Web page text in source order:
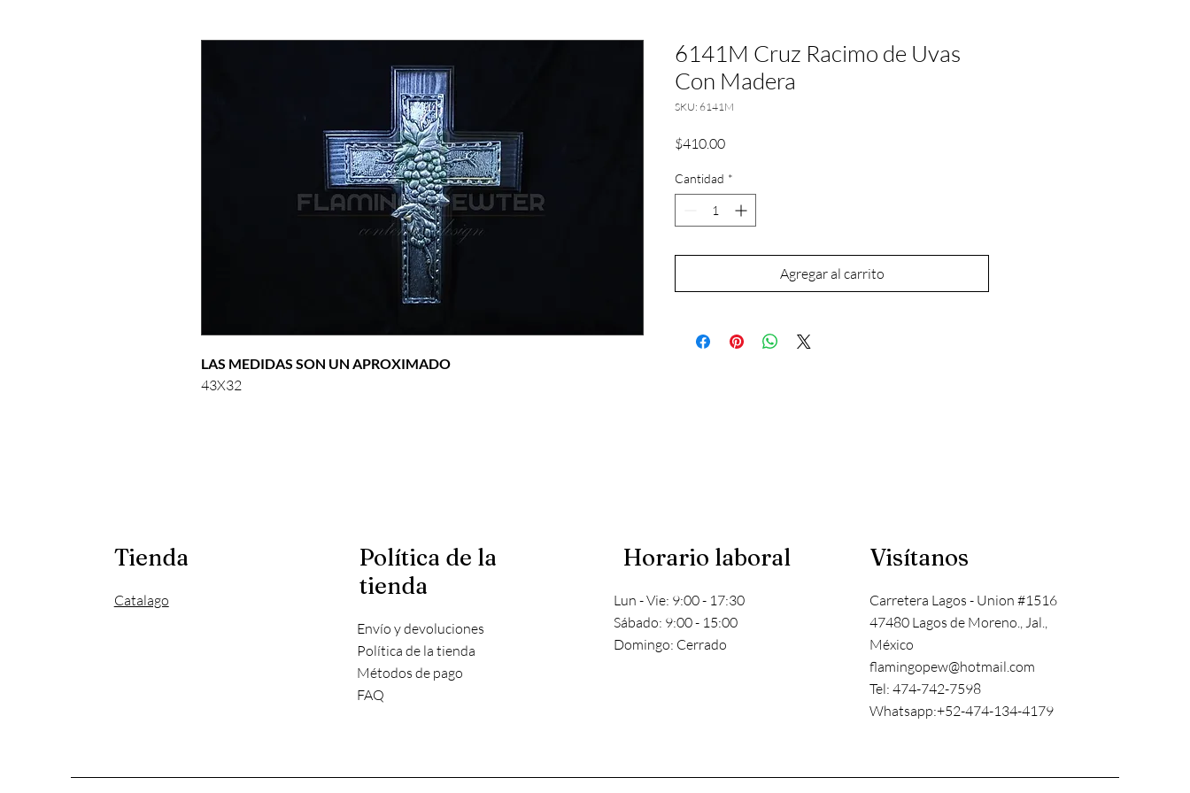
LAS MEDIDAS SON UN APROXIMADO
43X32
6141M Cruz Racimo de Uvas
Con Madera
SKU: 6141M
$410.00Precio
Cantidad *
Agregar al carrito
Tienda
Catalago
Política de la
tienda
Envío y devoluciones
Política de la tienda
Métodos de pago
FAQ
Horario laboral
Lun - Vie: 9:00 - 17:30
​​Sábado: 9:00 - 15:00
​Domingo: Cerrado
Visítanos
Carretera Lagos - Union #1516
47480 Lagos de Moreno., Jal.,
México
flamingopew@hotmail.com
Tel: 474-742-7598
Whatsapp:+52-474-134-4179